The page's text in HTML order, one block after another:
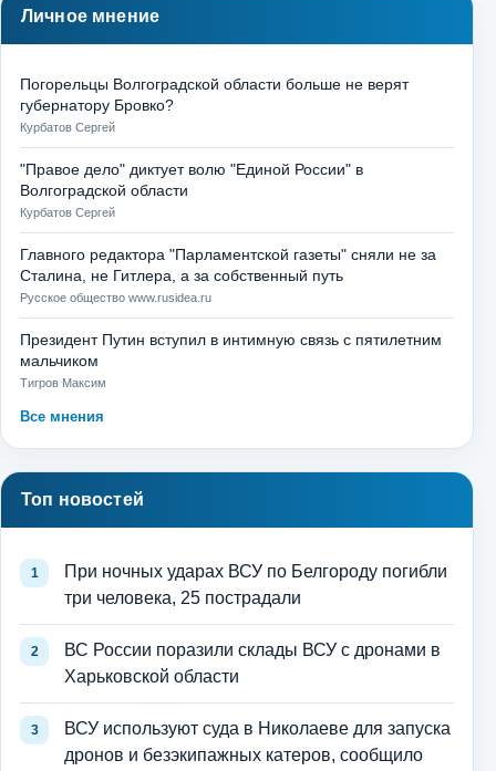
Личное мнение
Погорельцы Волгоградской области больше не верят
губернатору Бровко?
Курбатов Сергей
"Правое дело" диктует волю "Единой России" в
Волгоградской области
Курбатов Сергей
Главного редактора "Парламентской газеты" сняли не за
Сталина, не Гитлера, а за собственный путь
Русское общество www.rusidea.ru
Президент Путин вступил в интимную связь с пятилетним
мальчиком
Тигров Максим
Все мнения
Топ новостей
При ночных ударах ВСУ по Белгороду погибли
три человека, 25 пострадали
ВС России поразили склады ВСУ с дронами в
Харьковской области
ВСУ используют суда в Николаеве для запуска
дронов и безэкипажных катеров, сообщило